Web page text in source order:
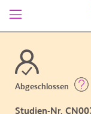
Abgeschlossen
Studien-Nr.